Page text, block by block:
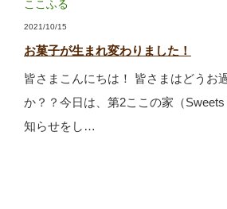
ここふる
2021/10/15
お菓子が生まれ変わりました！
皆さまこんにちは！ 皆さまはどうお
か？？今日は、第2ここの家（
知らせをし…